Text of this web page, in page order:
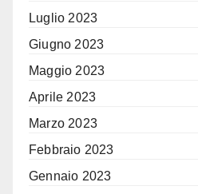
Luglio 2023
Giugno 2023
Maggio 2023
Aprile 2023
Marzo 2023
Febbraio 2023
Gennaio 2023